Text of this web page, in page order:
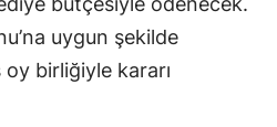
uygun şekilde
birliğiyle kararı